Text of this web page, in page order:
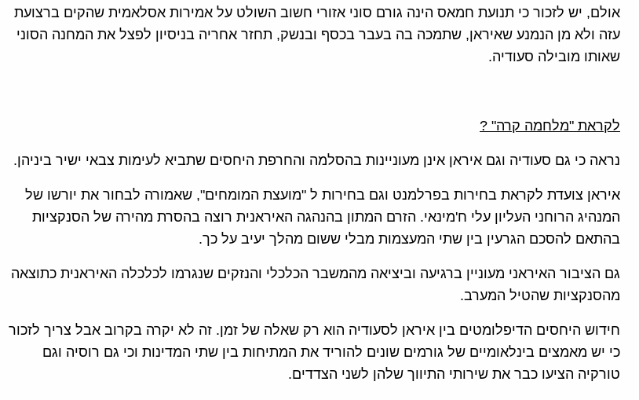
אולם, יש לזכור כי תנועת חמאס הינה גורם סוני אזורי חשוב השולט על אמירות אסלאמית שהקים ברצועת
עזה ולא מן הנמנע שאיראן, שתמכה בה בעבר בכסף ובנשק, תחזר אחריה בניסיון לפצל את המחנה הסוני
שאותו מובילה סעודיה.
לקראת "מלחמה קרה" ?
נראה כי גם סעודיה וגם איראן אינן מעוניינות בהסלמה והחרפת היחסים שתביא לעימות צבאי ישיר ביניהן.
איראן צועדת לקראת בחירות בפרלמנט וגם בחירות ל "מועצת המומחים", שאמורה לבחור את יורשו של
המנהיג הרוחני העליון עלי ח'מינאי. הזרם המתון בהנהגה האיראנית רוצה בהסרת מהירה של הסנקציות
בהתאם להסכם הגרעין בין שתי המעצמות מבלי ששום מהלך יעיב על כך.
גם הציבור האיראני מעוניין ברגיעה וביציאה מהמשבר הכלכלי והנזקים שנגרמו לכלכלה האיראנית כתוצאה
מהסנקציות שהטיל המערב.
חידוש היחסים הדיפלומטים בין איראן לסעודיה הוא רק שאלה של זמן. זה לא יקרה בקרוב אבל צריך לזכור
כי יש מאמצים בינלאומיים של גורמים שונים להוריד את המתיחות בין שתי המדינות וכי גם רוסיה וגם
טורקיה הציעו כבר את שירותי התיווך שלהן לשני הצדדים.